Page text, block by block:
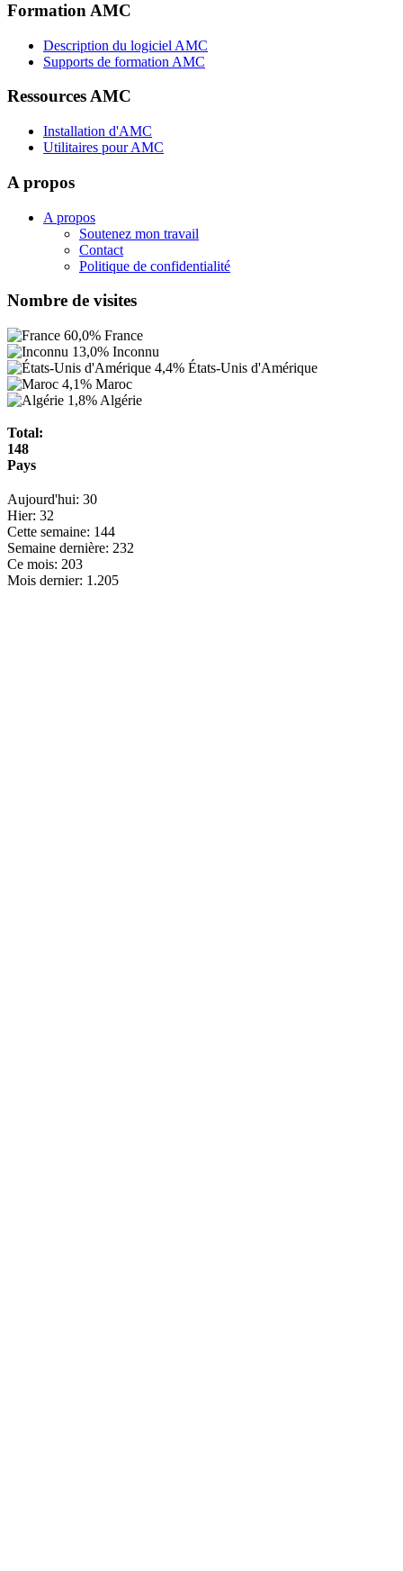
Formation AMC
Description du logiciel AMC
Supports de formation AMC
Ressources AMC
Installation d'AMC
Utilitaires pour AMC
A propos
A propos
Soutenez mon travail
Contact
Politique de confidentialité
Nombre de visites
60,0% France
13,0% Inconnu
4,4% États-Unis d'Amérique
4,1% Maroc
1,8% Algérie
Total:
148
Pays
Aujourd'hui: 30
Hier: 32
Cette semaine: 144
Semaine dernière: 232
Ce mois: 203
Mois dernier: 1.205